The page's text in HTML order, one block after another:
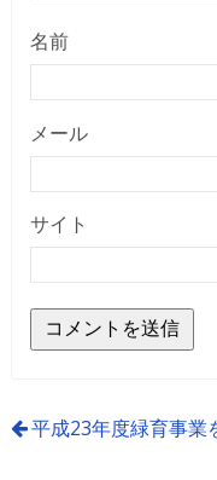
名前
メール
サイト
平成23年度緑育事業